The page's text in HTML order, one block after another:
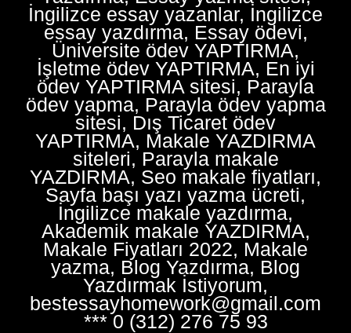
İngilizce essay yazanlar, İngilizce
essay yazdırma, Essay ödevi,
Üniversite ödev YAPTIRMA,
İşletme ödev YAPTIRMA, En iyi
ödev YAPTIRMA sitesi, Parayla
ödev yapma, Parayla ödev yapma
sitesi, Dış Ticaret ödev
YAPTIRMA, Makale YAZDIRMA
siteleri, Parayla makale
YAZDIRMA, Seo makale fiyatları,
Sayfa başı yazı yazma ücreti,
İngilizce makale yazdırma,
Akademik makale YAZDIRMA,
Makale Fiyatları 2022, Makale
yazma, Blog Yazdırma, Blog
Yazdırmak İstiyorum,
bestessayhomework@gmail.com
*** 0 (312) 276 75 93